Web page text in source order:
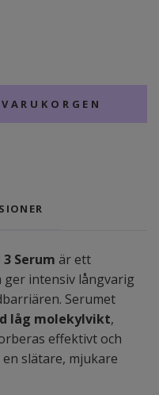
3 Serum är ett
intensiv långvarig
Serumet
låg molekylvikt,
effektivt och
slätare, mjukare